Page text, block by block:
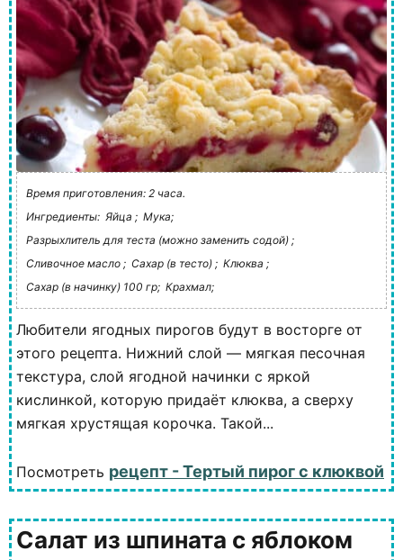
Время приготовления: 2 часа.
Ингредиенты: Яйца ; Мука;
Разрыхлитель для теста (можно заменить содой) ;
Сливочное масло ; Сахар (в тесто) ; Клюква ;
Сахар (в начинку) 100 гр; Крахмал;
Любители ягодных пирогов будут в восторге от
этого рецепта. Нижний слой — мягкая песочная
текстура, слой ягодной начинки с яркой
кислинкой, которую придаёт клюква, а сверху
мягкая хрустящая корочка. Такой...
Посмотреть рецепт - Тертый пирог с клюквой
Салат из шпината с яблоком